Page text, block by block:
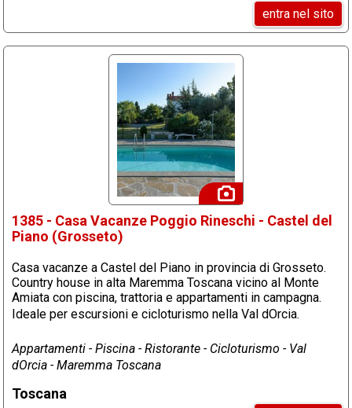
entra nel sito
1385 - Casa Vacanze Poggio Rineschi - Castel del
Piano (Grosseto)
Casa vacanze a Castel del Piano in provincia di Grosseto.
Country house in alta Maremma Toscana vicino al Monte
Amiata con piscina, trattoria e appartamenti in campagna.
Ideale per escursioni e cicloturismo nella Val dOrcia.
Appartamenti - Piscina - Ristorante - Cicloturismo - Val
dOrcia - Maremma Toscana
Toscana